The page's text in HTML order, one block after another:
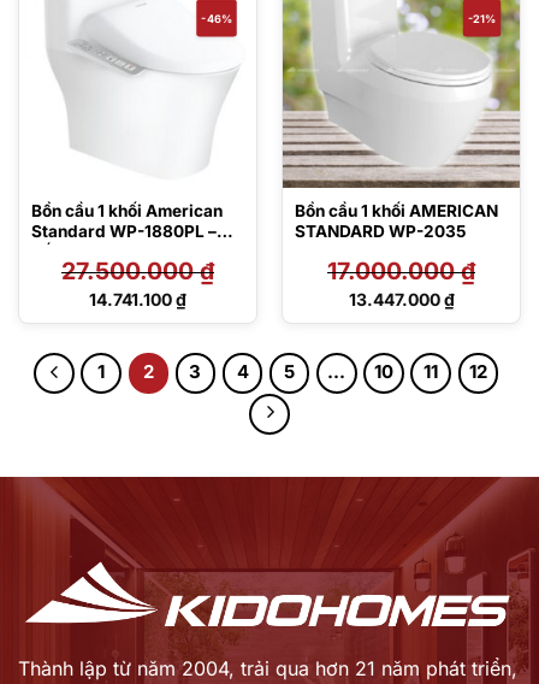
-46%
Bồn cầu 1 khối American
Standard WP-1880PL –
27.500.000₫
Giá
27.500.000 ₫.
14.741.100₫
Giá
tại
là:
14.741.100 ₫.
-21%
Bồn cầu 1 khối AMERICAN
STANDARD WP-2035
17.000.000₫
Giá
17.000.000 ₫.
13.447.000₫
Giá
tại
là:
13.447.000 ₫.
1 2 3 4 5 … 10 11 12
Thành lập từ năm 2004, trải qua hơn 21 năm phát triển,